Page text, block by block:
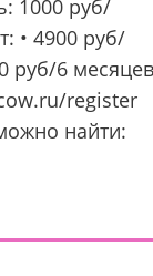
1000 руб/
• 4900 руб/
руб/6 месяцев
register
найти: